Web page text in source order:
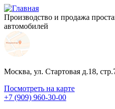
Производство и продажа
автомобилей
Москва, ул. Стартовая д.18,
Посмотреть на карте
+7 (909) 960-30-00